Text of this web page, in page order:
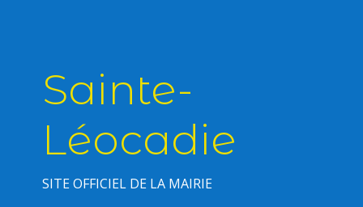
Sainte-
Léocadie
SITE OFFICIEL DE LA MAIRIE